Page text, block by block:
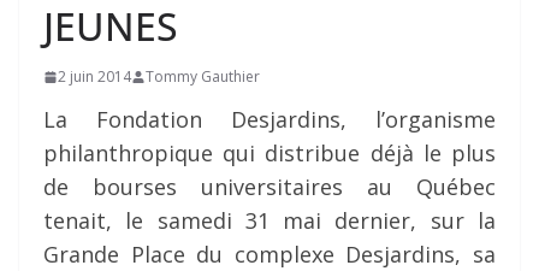
JEUNES
2 juin 2014 Tommy Gauthier
La Fondation Desjardins, l’organisme
philanthropique qui distribue déjà le plus
de bourses universitaires au Québec
tenait, le samedi 31 mai dernier, sur la
Grande Place du complexe Desjardins, sa